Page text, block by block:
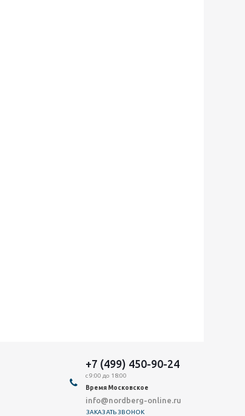
+7 (499) 450-90-24
с 9:00 до 18:00
Время Московское
info@nordberg-online.ru
ЗАКАЗАТЬ ЗВОНОК